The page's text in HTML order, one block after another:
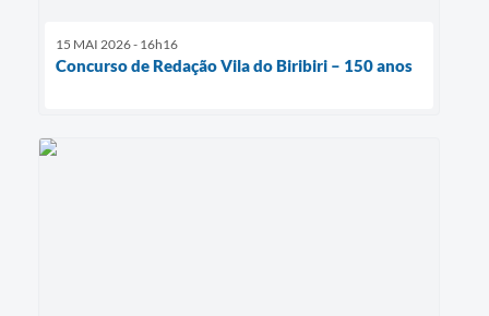
15 MAI 2026 - 16h16
Concurso de Redação Vila do Biribiri – 150 anos